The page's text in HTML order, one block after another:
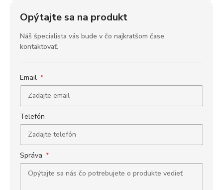
Opýtajte sa na produkt
Náš špecialista vás bude v čo najkratšom čase
kontaktovať.
Email
Telefón
Správa